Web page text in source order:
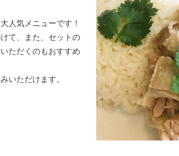
人気メニューです！
て、また、セットの
ただくのもおすすめ
いただけます。